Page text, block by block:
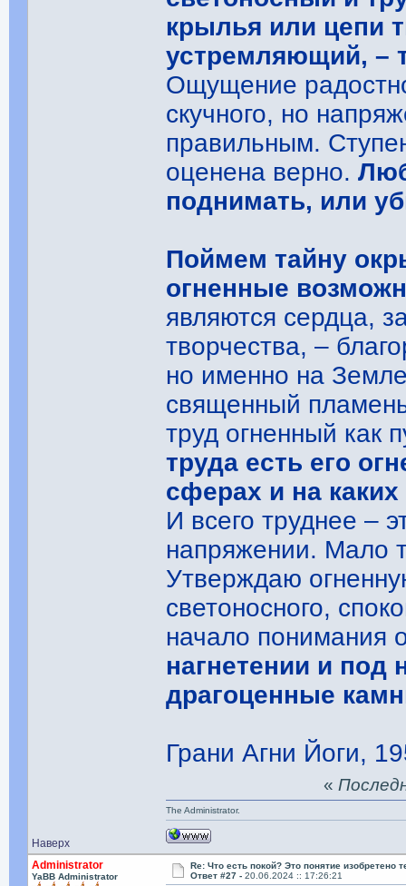
крылья или цепи
устремляющий, –
Ощущение
скучного, но
правильным.
оценена верно.
поднимать, или
Поймем тайну
огненные
являются сердца,
творчества, –
но именно на
священный
труд огненный как
труда есть его
сферах и на
И всего труднее –
напряжении. Мало
Утверждаю
светоносного,
начало понимания
нагнетении и под
драгоценные
Грани Агни Йоги,
Наверх
«
The Administrator.
Administrator
YaBB Administrator
Re: Что есть покой? Это понятие изобретено
Ответ #27 -20.06.2024 :: 17:26:21